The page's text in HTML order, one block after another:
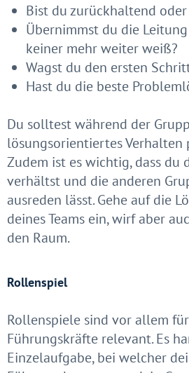
Bist du zurückhaltend
Übernimmst du die
keiner mehr weiter weiß?
Wagst du den ersten
Hast du die beste
Du solltest während der
lösungsorientiertes Verhalten
Zudem ist es wichtig, dass du
verhältst und die anderen
ausreden lässt. Gehe auf die
deines Teams ein, wirf aber
den Raum.
Rollenspiel
Rollenspiele sind vor allem
Führungskräfte relevant. Es
Einzelaufgabe, bei welcher